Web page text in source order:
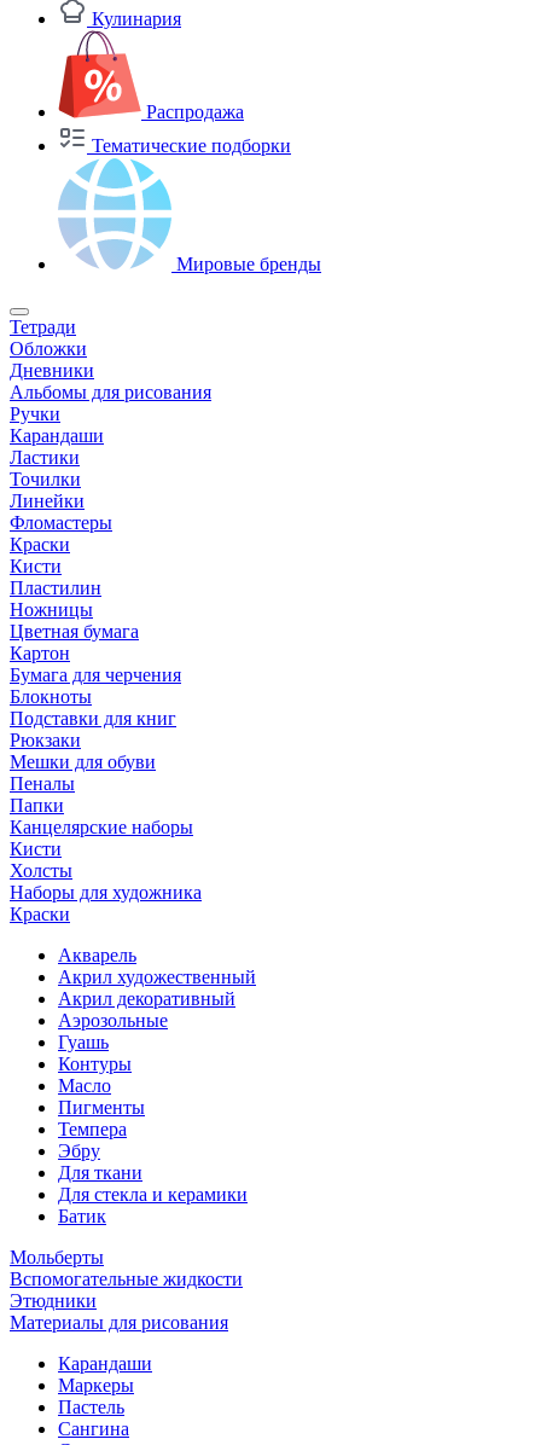
Кулинария
Распродажа
Тематические подборки
Мировые бренды
Тетради
Обложки
Дневники
Альбомы для рисования
Ручки
Карандаши
Ластики
Точилки
Линейки
Фломастеры
Краски
Кисти
Пластилин
Ножницы
Цветная бумага
Картон
Бумага для черчения
Блокноты
Подставки для книг
Рюкзаки
Мешки для обуви
Пеналы
Папки
Канцелярские наборы
Кисти
Холсты
Наборы для художника
Краски
Акварель
Акрил художественный
Акрил декоративный
Аэрозольные
Гуашь
Контуры
Масло
Пигменты
Темпера
Эбру
Для ткани
Для стекла и керамики
Батик
Мольберты
Вспомогательные жидкости
Этюдники
Материалы для рисования
Карандаши
Маркеры
Пастель
Сангина